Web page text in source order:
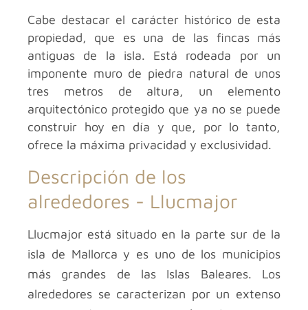
Cabe destacar el carácter histórico de esta
propiedad, que es una de las fincas más
antiguas de la isla. Está rodeada por un
imponente muro de piedra natural de unos
tres metros de altura, un elemento
arquitectónico protegido que ya no se puede
construir hoy en día y que, por lo tanto,
ofrece la máxima privacidad y exclusividad.
Descripción de los
alrededores - Llucmajor
Llucmajor está situado en la parte sur de la
isla de Mallorca y es uno de los municipios
más grandes de las Islas Baleares. Los
alrededores se caracterizan por un extenso